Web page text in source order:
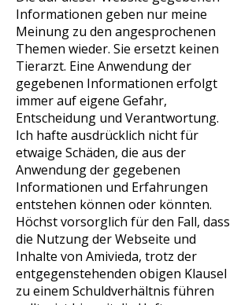
Informationen geben nur meine
Meinung zu den angesprochenen
Themen wieder. Sie ersetzt keinen
Tierarzt. Eine Anwendung der
gegebenen Informationen erfolgt
immer auf eigene Gefahr,
Entscheidung und Verantwortung.
Ich hafte ausdrücklich nicht für
etwaige Schäden, die aus der
Anwendung der gegebenen
Informationen und Erfahrungen
entstehen können oder könnten.
Höchst vorsorglich für den Fall, dass
die Nutzung der Webseite und
Inhalte von Amivieda, trotz der
entgegenstehenden obigen Klausel
zu einem Schuldverhältnis führen